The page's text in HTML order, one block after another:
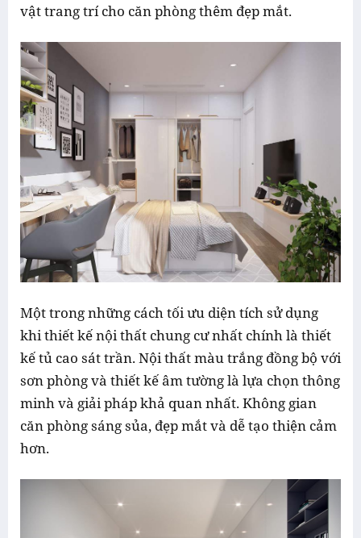
vật trang trí cho căn phòng thêm đẹp mắt.
Một trong những cách tối ưu diện tích sử dụng
khi thiết kế nội thất chung cư nhất chính là thiết
kế tủ cao sát trần. Nội thất màu trắng đồng bộ với
sơn phòng và thiết kế âm tường là lựa chọn thông
minh và giải pháp khả quan nhất. Không gian
căn phòng sáng sủa, đẹp mắt và dễ tạo thiện cảm
hơn.